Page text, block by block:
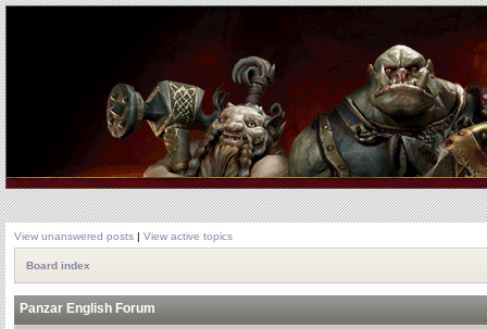
View unanswered posts | View active topics
Board index
Panzar English Forum